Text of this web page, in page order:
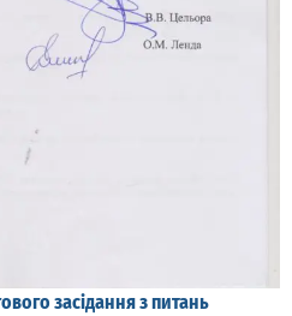
засідання з питань